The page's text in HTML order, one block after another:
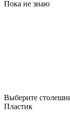
Пока не знаю
Выберите
Пластик